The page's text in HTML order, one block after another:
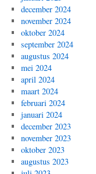
december 2024
november 2024
oktober 2024
september 2024
augustus 2024
mei 2024
april 2024
maart 2024
februari 2024
januari 2024
december 2023
november 2023
oktober 2023
augustus 2023